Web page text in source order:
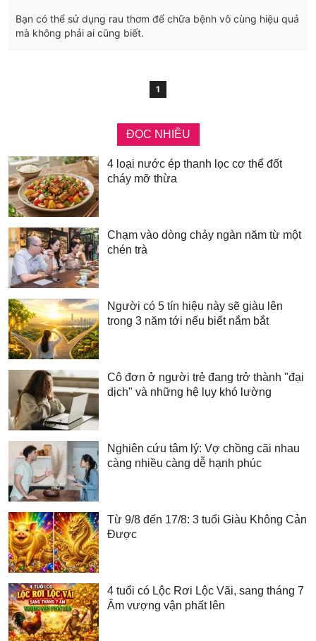
Bạn có thể sử dụng rau thơm để chữa bệnh vô cùng hiệu quả
mà không phải ai cũng biết.
1
ĐỌC NHIỀU
4 loại nước ép thanh lọc cơ thể đốt
cháy mỡ thừa
Chạm vào dòng chảy ngàn năm từ một
chén trà
Người có 5 tín hiệu này sẽ giàu lên
trong 3 năm tới nếu biết nắm bắt
Cô đơn ở người trẻ đang trở thành "đại
dịch" và những hệ lụy khó lường
Nghiên cứu tâm lý: Vợ chồng cãi nhau
càng nhiều càng dễ hạnh phúc
Từ 9/8 đến 17/8: 3 tuổi Giàu Không Cản
Được
4 tuổi có Lộc Rơi Lộc Vãi, sang tháng 7
Âm vượng vận phất lên